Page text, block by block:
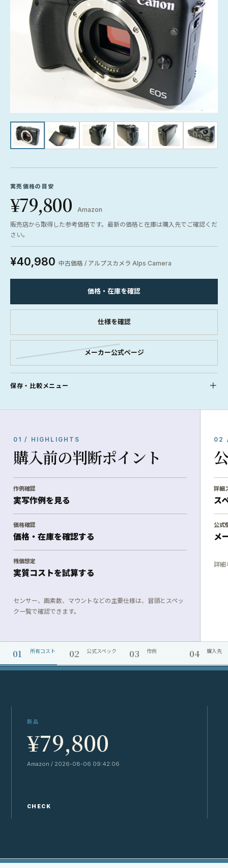
実売価格の目安
¥79,800
Amazon
販売店から取得した参考価格です。最新の価格と在庫は購入先でご確認くだ
さい。
¥40,980 中古価格 / アルプスカメラ Alps Camera
価格・在庫を確認
仕様を確認
メーカー公式ページ
保存・比較メニュー
01 / HIGHLIGHTS
購入前の判断ポイント
作例確認
実写作例を見る
価格確認
価格・在庫を確認する
残価想定
実質コストを試算する
センサー、画素数、マウントなどの主要仕様は、冒頭とスペッ
ク一覧で確認できます。
02
詳細
ス
公式
メ
詳細
01 所有コスト 02 公式スペック 03 作例 04 購入先
新品
¥79,800
Amazon / 2026-08-06 09:42:06
CHECK